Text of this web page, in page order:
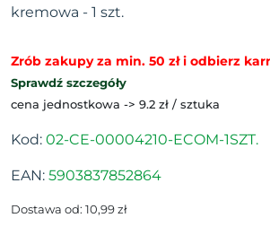
kremowa - 1 szt.
Zrób zakupy za min. 50 zł i odbierz
Sprawdź szczegóły
cena jednostkowa -> 9.2 zł / sztuka
Kod: 02-CE-00004210-ECOM-1SZT.
EAN: 5903837852864
Dostawa od: 10,99 zł